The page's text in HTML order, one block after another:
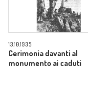
13.10.1935
Cerimonia davanti al
monumento ai caduti